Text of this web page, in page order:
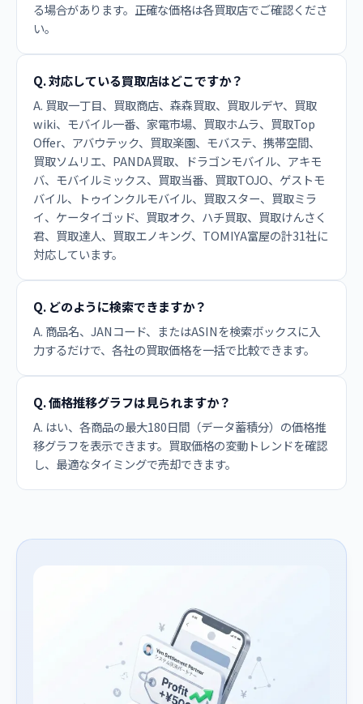
る場合があります。正確な価格は各買取店でご確認くださ
い。
Q. 対応している買取店はどこですか？
A. 買取一丁目、買取商店、森森買取、買取ルデヤ、買取
wiki、モバイル一番、家電市場、買取ホムラ、買取Top
Offer、アバウテック、買取楽園、モバステ、携帯空間、
買取ソムリエ、PANDA買取、ドラゴンモバイル、アキモ
バ、モバイルミックス、買取当番、買取TOJO、ゲストモ
バイル、トゥインクルモバイル、買取スター、買取ミラ
イ、ケータイゴッド、買取オク、ハチ買取、買取けんさく
君、買取達人、買取エノキング、TOMIYA富屋の計31社に
対応しています。
Q. どのように検索できますか？
A. 商品名、JANコード、またはASINを検索ボックスに入
力するだけで、各社の買取価格を一括で比較できます。
Q. 価格推移グラフは見られますか？
A. はい、各商品の最大180日間（データ蓄積分）の価格推
移グラフを表示できます。買取価格の変動トレンドを確認
し、最適なタイミングで売却できます。